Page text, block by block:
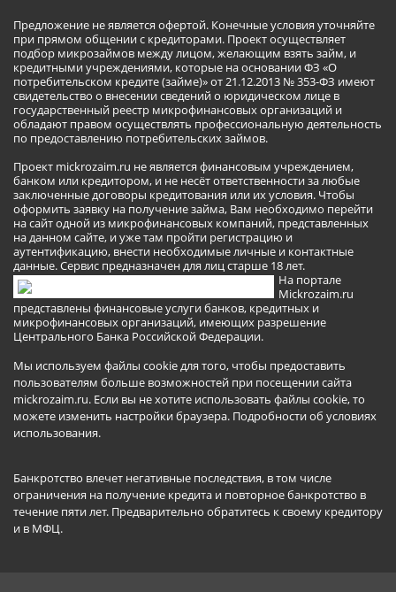
Предложение не является офертой. Конечные условия уточняйте
при прямом общении с кредиторами. Проект осуществляет
подбор микрозаймов между лицом, желающим взять займ, и
кредитными учреждениями, которые на основании ФЗ «О
потребительском кредите (займе)» от 21.12.2013 № 353-ФЗ имеют
свидетельство о внесении сведений о юридическом лице в
государственный реестр микрофинансовых организаций и
обладают правом осуществлять профессиональную деятельность
по предоставлению потребительских займов.
Проект mickrozaim.ru не является финансовым учреждением,
банком или кредитором, и не несёт ответственности за любые
заключенные договоры кредитования или их условия. Чтобы
оформить заявку на получение займа, Вам необходимо перейти
на сайт одной из микрофинансовых компаний, представленных
на данном сайте, и уже там пройти регистрацию и
аутентификацию, внести необходимые личные и контактные
данные. Сервис предназначен для лиц старше 18 лет.
На портале
Mickrozaim.ru
представлены финансовые услуги банков, кредитных и
микрофинансовых организаций, имеющих разрешение
Центрального Банка Российской Федерации.
Мы используем файлы cookie для того, чтобы предоставить
пользователям больше возможностей при посещении сайта
mickrozaim.ru. Если вы не хотите использовать файлы cookie, то
можете изменить настройки браузера. Подробности об условиях
использования.
Банкротство влечет негативные последствия, в том числе
ограничения на получение кредита и повторное банкротство в
течение пяти лет. Предварительно обратитесь к своему кредитору
и в МФЦ.